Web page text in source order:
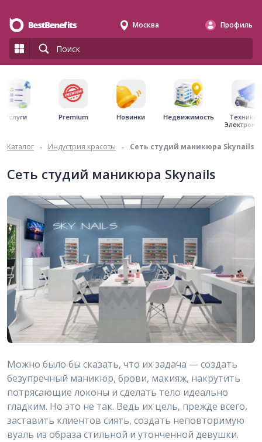
Москва Профиль
Услуги Premium Новинки Недвижимость
Техника
Каталог - Индустрия красоты - Сеть студий маникюра Skynails
Сеть студий маникюра Skynails
Можно было бы сказать, что их задача — создать
безупречный маникюр, брови, макияж, накрутить
потрясающие локоны и сделать тело идеально
гладким. Но это не так. Ведь их цель, прежде всего,
заставить клиентов сиять, создать неповторимую
вуаль из образа стильной и утонченной девушки.